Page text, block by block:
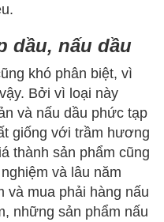
dầu, nấu dầu
khó phân biệt, vì
Bởi vì loại này
và nấu dầu phức tạp
giống với trầm hương
thành sản phẩm cũng
và lâu năm
và mua phải hàng nấu
những sản phẩm nấu